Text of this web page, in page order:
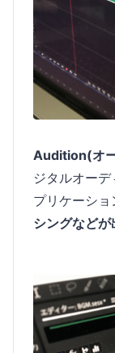
Audition(オ
ジタルオー
プリケーショ
シングなどが